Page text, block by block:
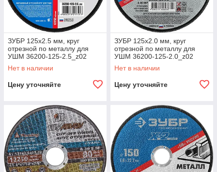
ЗУБР 125х2.5 мм, круг
отрезной по металлу для
УШМ 36200-125-2.5_z02
Профессионал
Нет в наличии
Цену уточняйте
ЗУБР 125х2.0 мм, круг
отрезной по металлу для
УШМ 36200-125-2.0_z02
Профессионал
Нет в наличии
Цену уточняйте